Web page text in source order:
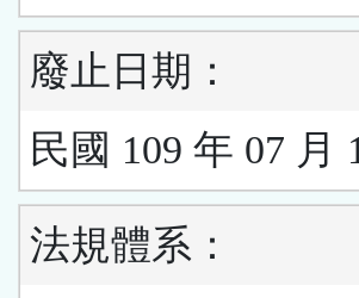
廢止日期：
民國 109 年 07 月
法規體系：